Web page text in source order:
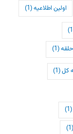
اولین اطلاعیه(1)
(1)
کل(1)
(1)
(1)